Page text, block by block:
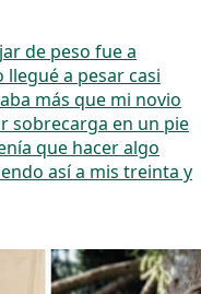
de peso fue a
a pesar casi
más que mi novio
sobrecarga en un pie
que hacer algo
así a mis treinta y